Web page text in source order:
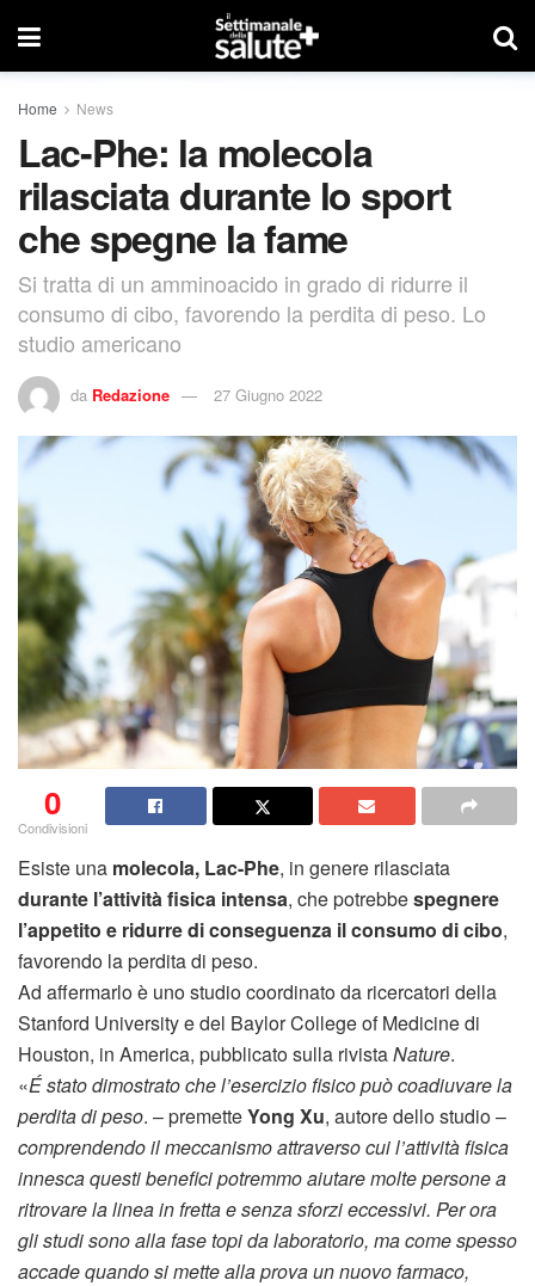
Home News
Lac-Phe: la molecola
rilasciata durante lo sport
che spegne la fame
Si tratta di un amminoacido in grado di ridurre il
consumo di cibo, favorendo la perdita di peso. Lo
studio americano
da Redazione 27 Giugno 2022
0
Condivisioni
Esiste una molecola, Lac-Phe, in genere rilasciata
durante l’attività fisica intensa, che potrebbespegnere
l’appetito e ridurre di conseguenza il consumo di cibo,
favorendo la perdita di peso.
Ad affermarlo è uno studio coordinato da ricercatori della
Stanford University e del Baylor College of Medicine di
Houston, in America, pubblicato sulla rivistaNature.
«É stato dimostrato che l’esercizio fisico può coadiuvare la
perdita di peso. – premetteYong Xu, autore dello studio –
comprendendo il meccanismo attraverso cui l’attività fisica
innesca questi benefici potremmo aiutare molte persone a
ritrovare la linea in fretta e senza sforzi eccessivi. Per ora
gli studi sono alla fase topi da laboratorio, ma come spesso
accade quando si mette alla prova un nuovo farmaco,